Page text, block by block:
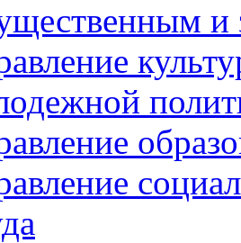
и